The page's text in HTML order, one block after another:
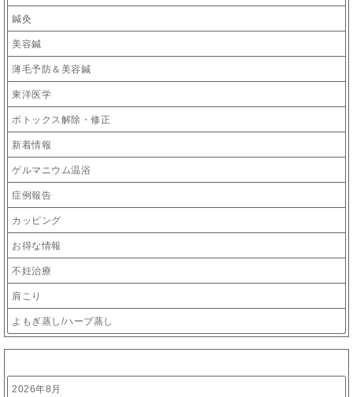
鍼灸
美容鍼
薄毛予防＆美容鍼
東洋医学
ボトックス解除・修正
新着情報
ゲルマニウム温浴
症例報告
カッピング
お得な情報
不妊治療
肩こり
よもぎ蒸し/ハーブ蒸し
2026年8月